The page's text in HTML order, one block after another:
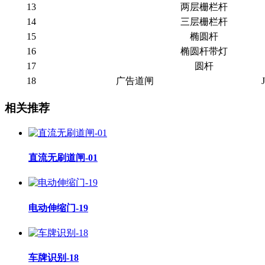
13
两层栅栏杆
14
三层栅栏杆
15
椭圆杆
16
椭圆杆带灯
17
圆杆
18
广告道闸
相关推荐
直流无刷道闸-01
电动伸缩门-19
车牌识别-18